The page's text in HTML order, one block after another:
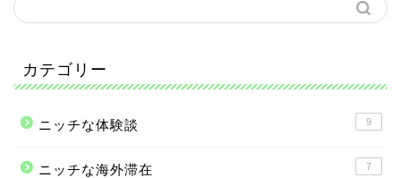
カテゴリー
ニッチな体験談 9
ニッチな海外滞在 7